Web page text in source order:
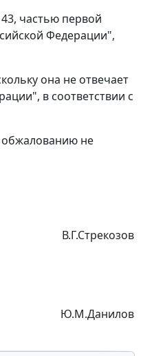
, частью первой
Федерации",
она не отвечает
в соответствии с
обжалованию не
В.Г.Стрекозов
Ю.М.Данилов